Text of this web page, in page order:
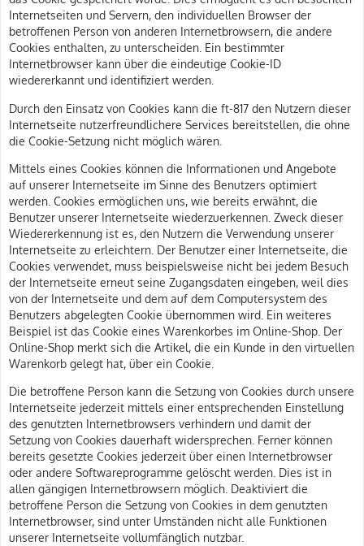
Internetseiten und Servern, den individuellen Browser der
betroffenen Person von anderen Internetbrowsern, die andere
Cookies enthalten, zu unterscheiden. Ein bestimmter
Internetbrowser kann über die eindeutige Cookie-ID
wiedererkannt und identifiziert werden.
Durch den Einsatz von Cookies kann die ft-817 den Nutzern dieser
Internetseite nutzerfreundlichere Services bereitstellen, die ohne
die Cookie-Setzung nicht möglich wären.
Mittels eines Cookies können die Informationen und Angebote
auf unserer Internetseite im Sinne des Benutzers optimiert
werden. Cookies ermöglichen uns, wie bereits erwähnt, die
Benutzer unserer Internetseite wiederzuerkennen. Zweck dieser
Wiedererkennung ist es, den Nutzern die Verwendung unserer
Internetseite zu erleichtern. Der Benutzer einer Internetseite, die
Cookies verwendet, muss beispielsweise nicht bei jedem Besuch
der Internetseite erneut seine Zugangsdaten eingeben, weil dies
von der Internetseite und dem auf dem Computersystem des
Benutzers abgelegten Cookie übernommen wird. Ein weiteres
Beispiel ist das Cookie eines Warenkorbes im Online-Shop. Der
Online-Shop merkt sich die Artikel, die ein Kunde in den virtuellen
Warenkorb gelegt hat, über ein Cookie.
Die betroffene Person kann die Setzung von Cookies durch unsere
Internetseite jederzeit mittels einer entsprechenden Einstellung
des genutzten Internetbrowsers verhindern und damit der
Setzung von Cookies dauerhaft widersprechen. Ferner können
bereits gesetzte Cookies jederzeit über einen Internetbrowser
oder andere Softwareprogramme gelöscht werden. Dies ist in
allen gängigen Internetbrowsern möglich. Deaktiviert die
betroffene Person die Setzung von Cookies in dem genutzten
Internetbrowser, sind unter Umständen nicht alle Funktionen
unserer Internetseite vollumfänglich nutzbar.